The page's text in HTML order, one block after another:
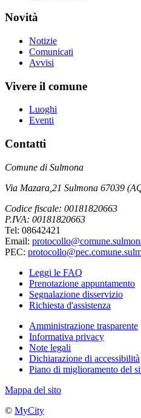
Novità
Notizie
Comunicati
Avvisi
Vivere il comune
Luoghi
Eventi
Contatti
Comune di Sulmona
Via Mazara,21 Sulmona 67039
Codice fiscale: 00181820663
P.IVA: 00181820663
Tel: 08642421
Email:
PEC:
Leggi le FAQ
Prenotazione appuntamento
Segnalazione disservizio
Richiesta d'assistenza
Amministrazione trasparente
Informativa privacy
Note legali
Dichiarazione di accessibilità
Piano di miglioramento del
Mappa del sito
© MyCity